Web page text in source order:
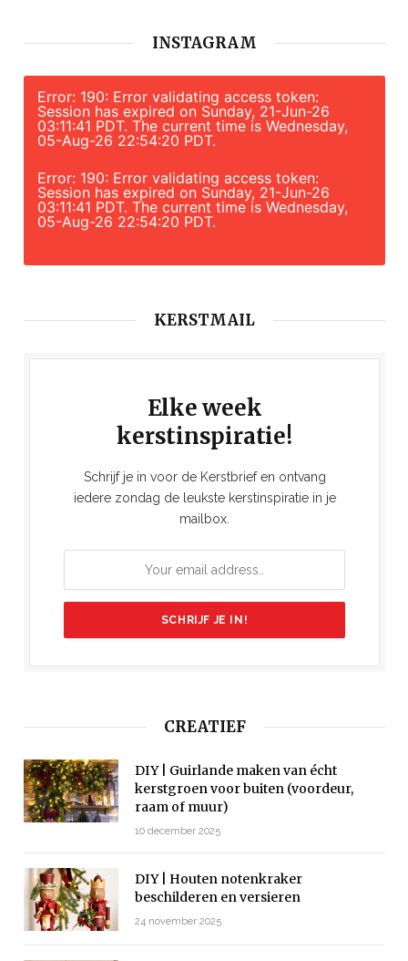
INSTAGRAM
Error: 190: Error validating access token:
Session has expired on Sunday, 21-Jun-26
03:11:41 PDT. The current time is Wednesday,
05-Aug-26 22:54:20 PDT.
Error: 190: Error validating access token:
Session has expired on Sunday, 21-Jun-26
03:11:41 PDT. The current time is Wednesday,
05-Aug-26 22:54:20 PDT.
KERSTMAIL
Elke week
kerstinspiratie!
Schrijf je in voor de Kerstbrief en ontvang
iedere zondag de leukste kerstinspiratie in je
mailbox.
CREATIEF
DIY | Guirlande maken van écht
kerstgroen voor buiten (voordeur,
raam of muur)
10 december 2025
DIY | Houten notenkraker
beschilderen en versieren
24 november 2025